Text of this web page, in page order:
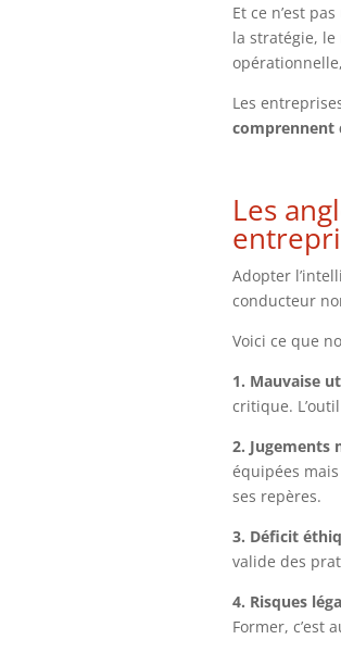
Et ce n’est
la stratégie,
Les
comprennent
Les
Adopter
conducteur
Voici ce que
1. Mauvaise
critique.
2. Jugements
équipées
ses repères.
3. Déficit
valide des
4. Risques
Former, c’est